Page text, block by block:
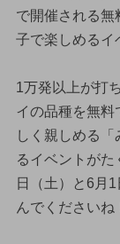
で開催される無
子で楽しめるイ
1万発以上が打
イの品種を無料
しく親しめる
るイベントが
日（土）と6月
んでくださいね